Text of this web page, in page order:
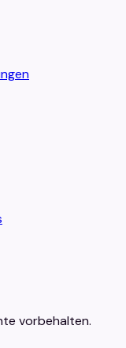
vorbehalten.